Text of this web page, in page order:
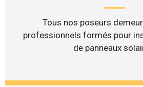
Tous nos poseurs
professionnels formés pour
de panneaux